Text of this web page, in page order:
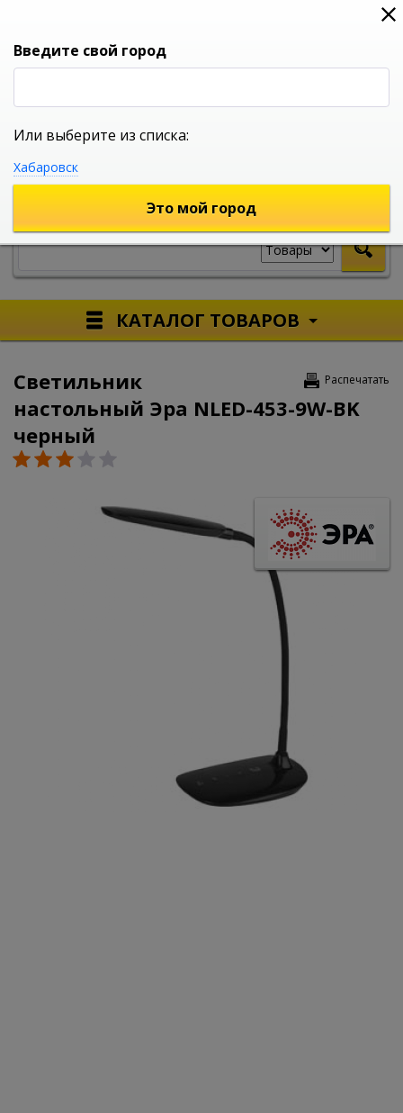
0
УНИВЕРСАЛЬНЫЙ ИНТЕРНЕТ МАГАЗИН
КАТАЛОГ ТОВАРОВ
Распечатать
Светильник
настольный Эра NLED-453-9W-BK
черный
Введите свой город
Или выберите из списка:
Хабаровск
Это мой город